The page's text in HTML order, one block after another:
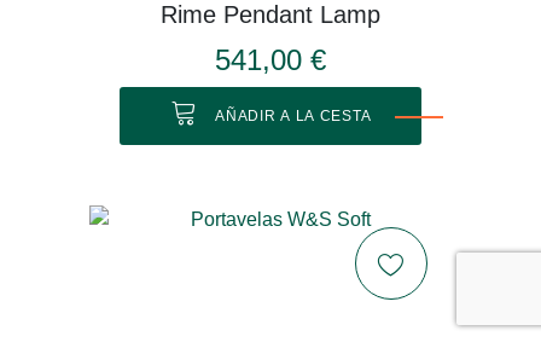
Rime Pendant Lamp
541,00 €
AÑADIR A LA CESTA